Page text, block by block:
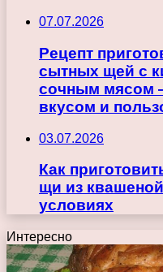
07.07.2026
Рецепт
сытных щей с
сочным мясом
вкусом и
03.07.2026
Как
щи из
условиях
Интересно